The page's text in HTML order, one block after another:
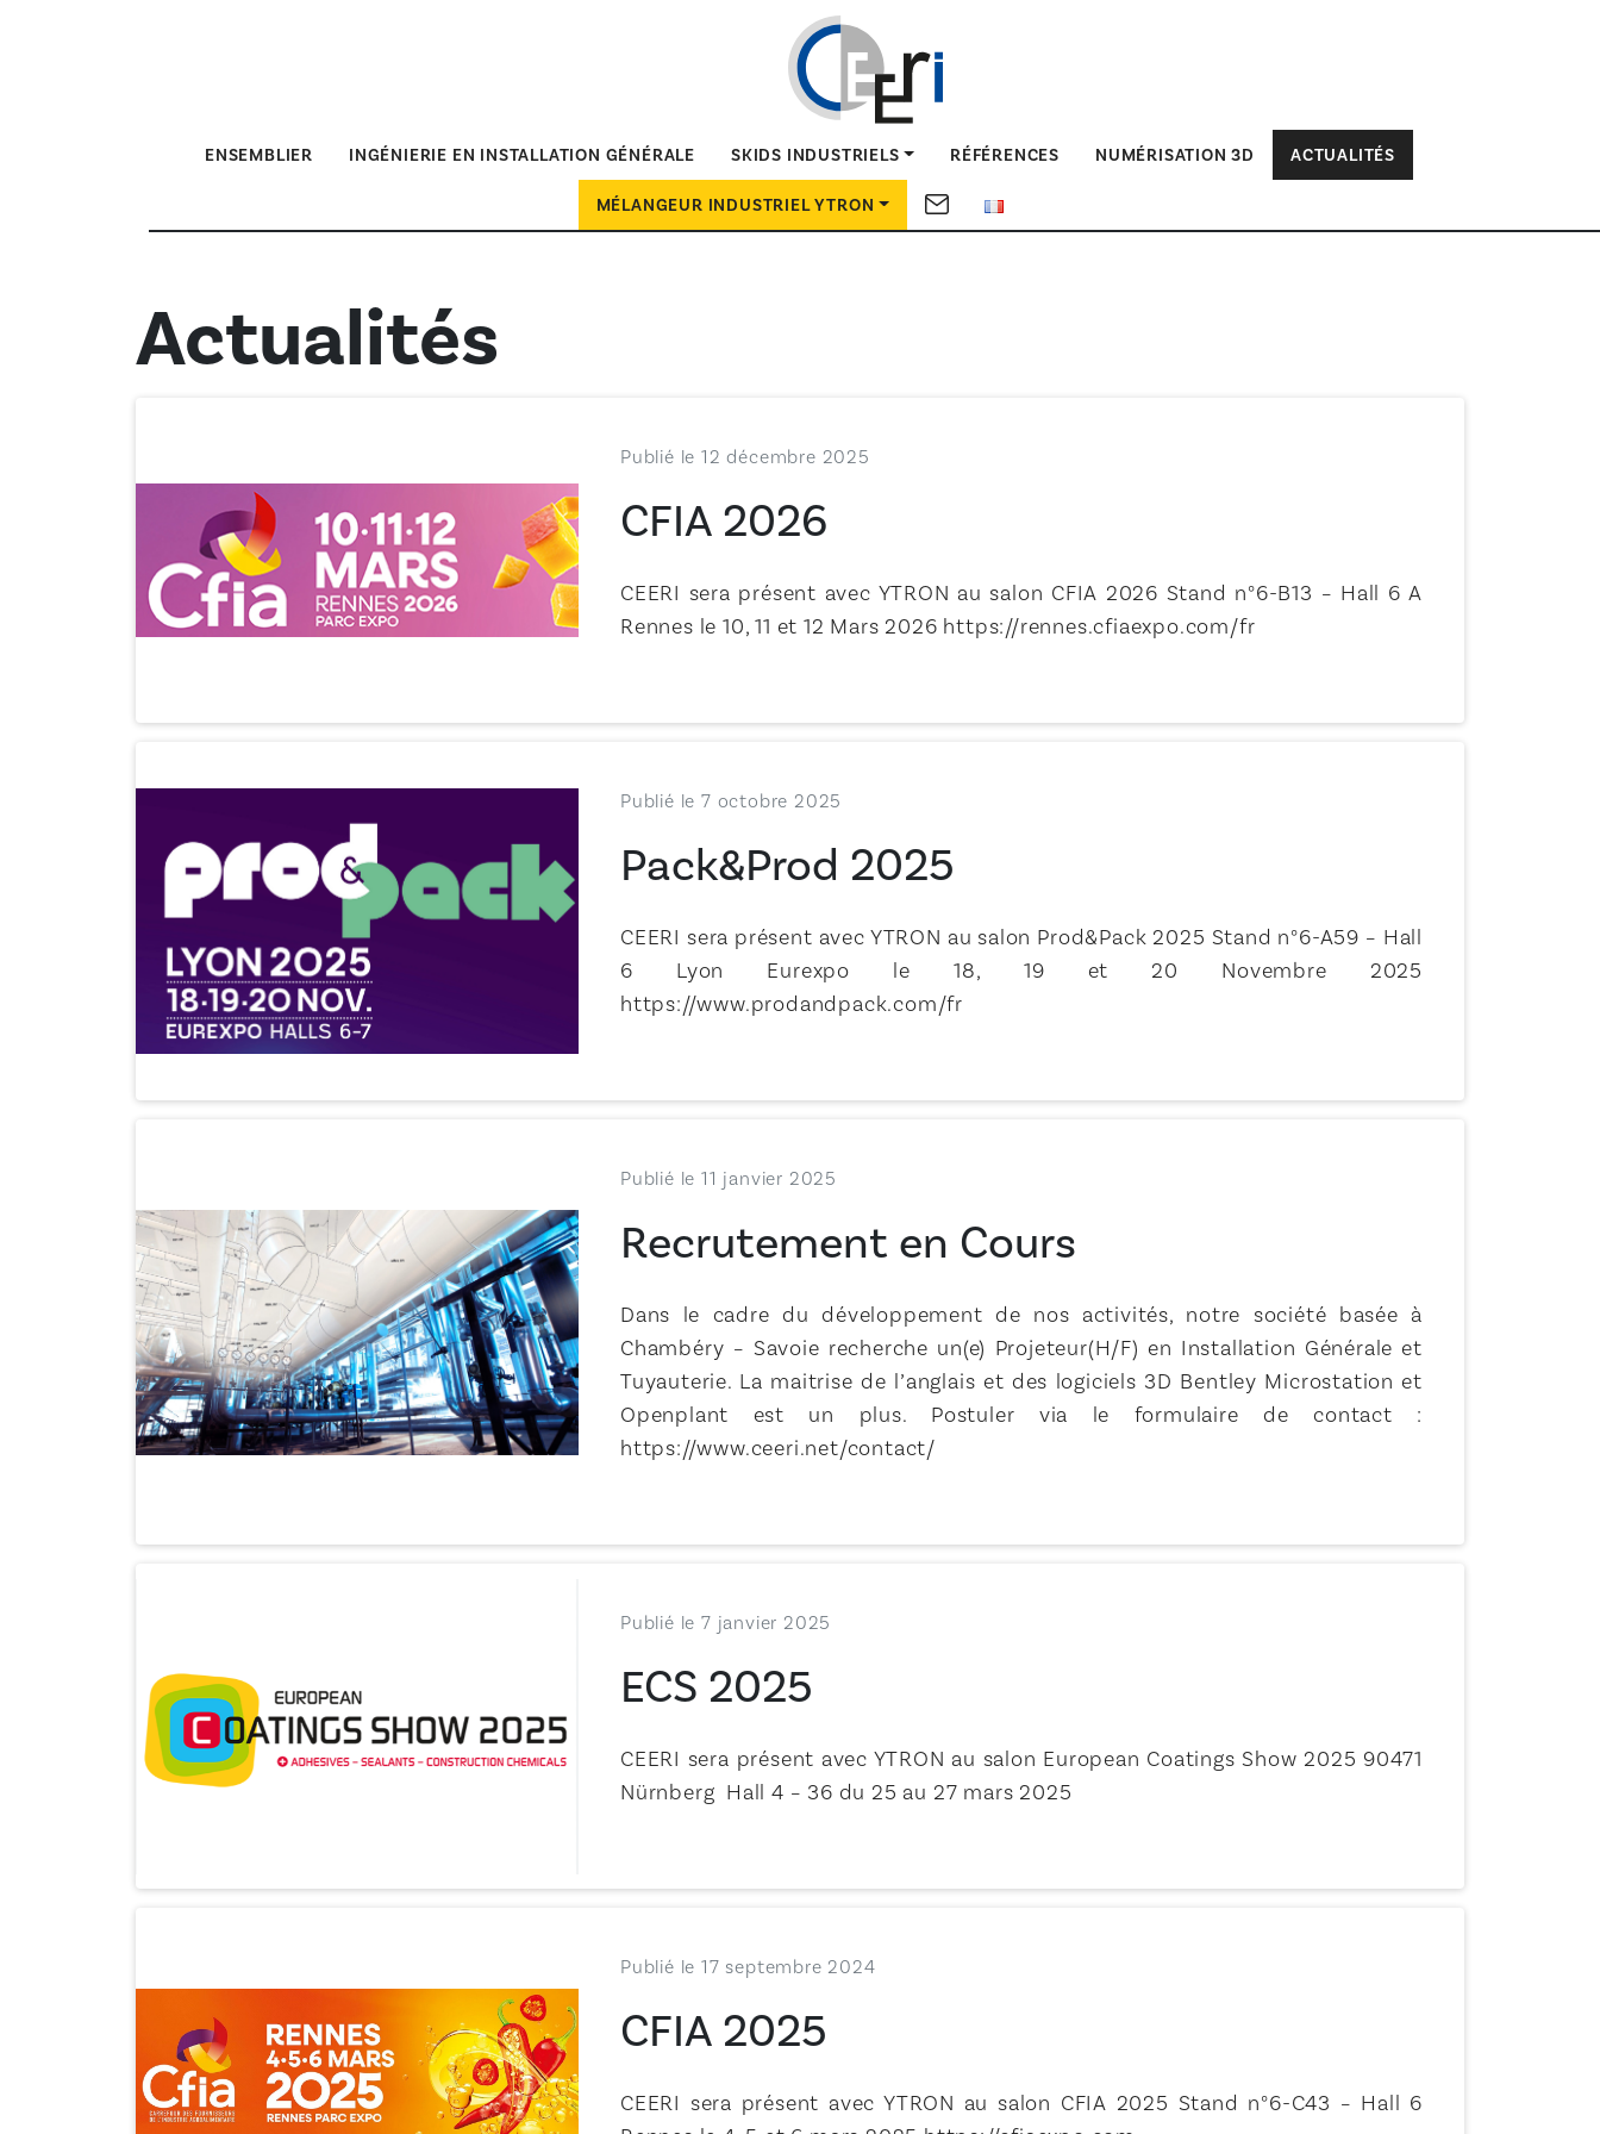
ENSEMBLIER INGÉNIERIE EN INSTALLATION GÉNÉRALE SKIDS INDUSTRIELS RÉFÉRENCES NUMÉRISATION 3D ACTUALITÉS
MÉLANGEUR INDUSTRIEL YTRON
Actualités
Publié le 12 décembre 2025
CFIA 2026
CEERI sera présent avec YTRON au salon CFIA 2026 Stand n°6-B13 – Hall 6 A
Rennes le 10, 11 et 12 Mars 2026 https://rennes.cfiaexpo.com/fr
Publié le 7 octobre 2025
Pack&Prod 2025
CEERI sera présent avec YTRON au salon Prod&Pack 2025 Stand n°6-A59 – Hall
6 Lyon Eurexpo le 18, 19 et 20 Novembre 2025
https://www.prodandpack.com/fr
Publié le 11 janvier 2025
Recrutement en Cours
Dans le cadre du développement de nos activités, notre société basée à
Chambéry – Savoie recherche un(e) Projeteur(H/F) en Installation Générale et
Tuyauterie. La maitrise de l’anglais et des logiciels 3D Bentley Microstation et
Openplant est un plus. Postuler via le formulaire de contact :
https://www.ceeri.net/contact/
Publié le 7 janvier 2025
ECS 2025
CEERI sera présent avec YTRON au salon European Coatings Show 2025 90471
Nürnberg Hall 4 – 36 du 25 au 27 mars 2025
Publié le 17 septembre 2024
CFIA 2025
CEERI sera présent avec YTRON au salon CFIA 2025 Stand n°6-C43 – Hall 6